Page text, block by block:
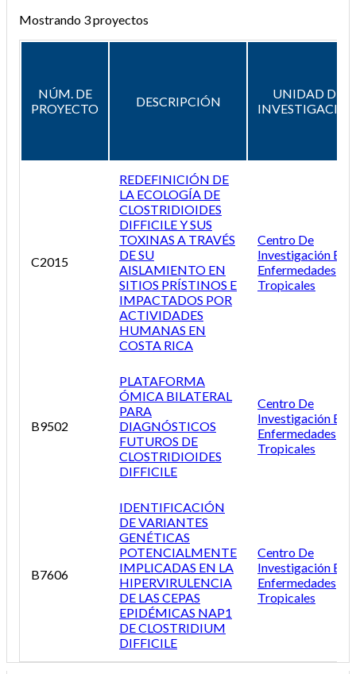
Mostrando 3 proyectos
NÚM. DE
PROYECTO
DESCRIPCIÓN
UNIDAD DE
C2015
REDEFINICIÓN DE
LA ECOLOGÍA DE
CLOSTRIDIOIDES
DIFFICILE Y SUS
TOXINAS A TRAVÉS
DE SU
AISLAMIENTO EN
SITIOS PRÍSTINOS E
IMPACTADOS POR
ACTIVIDADES
HUMANAS EN
COSTA RICA
Centro De
Investigación En
Enfermedades
Tropicales
B9502
PLATAFORMA
ÓMICA BILATERAL
PARA
DIAGNÓSTICOS
FUTUROS DE
CLOSTRIDIOIDES
DIFFICILE
Centro De
Investigación En
Enfermedades
Tropicales
B7606
IDENTIFICACIÓN
DE VARIANTES
GENÉTICAS
POTENCIALMENTE
IMPLICADAS EN LA
HIPERVIRULENCIA
DE LAS CEPAS
EPIDÉMICAS NAP1
DE CLOSTRIDIUM
DIFFICILE
Centro De
Investigación En
Enfermedades
Tropicales